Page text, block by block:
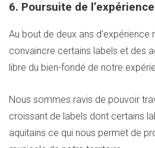
6. Poursuite de l’expérience
Au bout de deux ans d’expérience
convaincre certains labels et des
libre du bien-fondé de notre
Nous sommes ravis de pouvoir
croissant de labels dont certains
aquitains ce qui nous permet de